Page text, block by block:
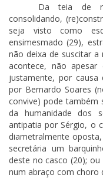
Da teia de
consolidando,
seja visto como
ensimesmado (29),
não deixa de suscitar
acontece, não apesar
justamente, por
por Bernardo Soares
convive) pode também
da humanidade dos
antipatia por Sérgio, o
diametralmente
secretária um
deste no casco (20);
num abraço com choro